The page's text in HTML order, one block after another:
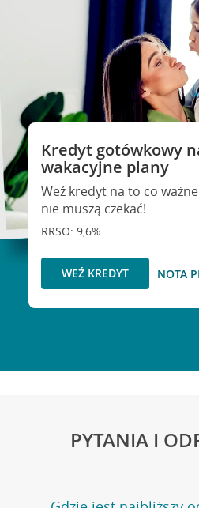
Kredyt gotówkowy
wakacyjne plany
Weź kredyt na to co
nie muszą czekać!
RRSO: 9,6%
WEŹ KREDYT NOTA
PYTANIA I